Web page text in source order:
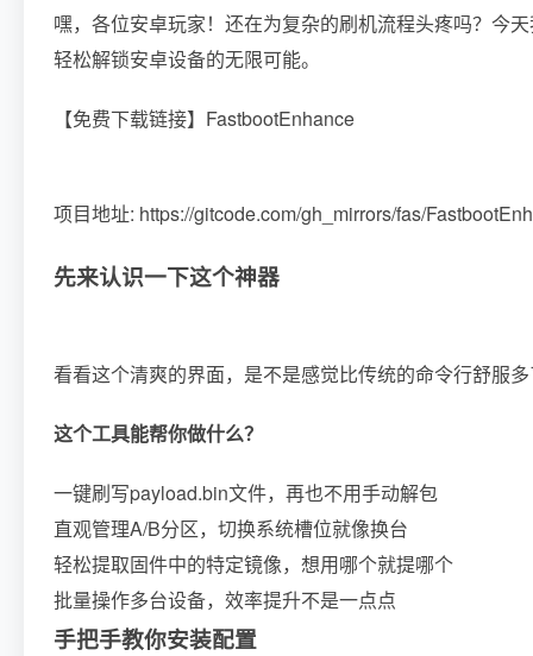
嘿，各位安卓玩家！还在为复杂的刷机流程头疼吗？今
轻松解锁安卓设备的无限可能。
【免费下载链接】FastbootEnhance
项目地址: https://gitcode.com/gh_mirrors/fas/
先来认识一下这个神器
看看这个清爽的界面，是不是感觉比传统的命令行舒服
这个工具能帮你做什么？
一键刷写payload.bin文件，再也不用手动解包
直观管理A/B分区，切换系统槽位就像换台
轻松提取固件中的特定镜像，想用哪个就提哪个
批量操作多台设备，效率提升不是一点点
手把手教你安装配置